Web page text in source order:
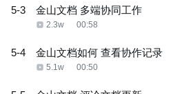
5-3 金山文档 多端协同工作
2.3w 00:58
5-4 金山文档如何 查看协作记录
5.1w 00:50